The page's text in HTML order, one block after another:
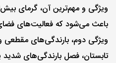
ویژگی و مهم‌ترین آن، گرمای
باعث می‌شود که فعالیت‌های
ویژگی دوم، بارندگی‌های مقطعی
تابستان، فصل بارندگی‌های شدید